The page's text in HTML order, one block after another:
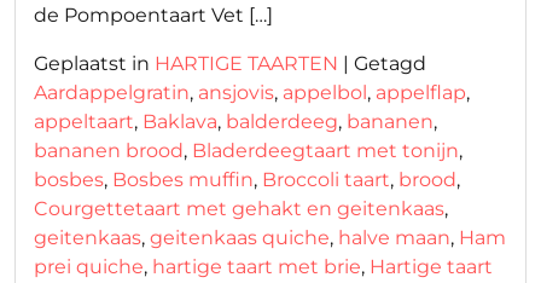
de Pompoentaart Vet […]
Geplaatst in HARTIGE TAARTEN | Getagd
Aardappelgratin, ansjovis, appelbol, appelflap,
appeltaart, Baklava, balderdeeg, bananen,
bananen brood, Bladerdeegtaart met tonijn,
bosbes, Bosbes muffin, Broccoli taart, brood,
Courgettetaart met gehakt en geitenkaas,
geitenkaas, geitenkaas quiche, halve maan, Ham
prei quiche, hartige taart met brie, Hartige taart